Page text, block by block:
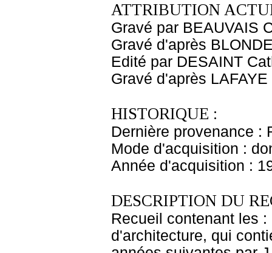
ATTRIBUTION
Gravé par BEAUVAIS
Gravé d'après
Edité par DESAINT
Gravé d'après LAFAYE
HISTORIQUE :
Dernière provenance :
Mode d'acquisition :
Année d'acquisition :
DESCRIPTION DU
Recueil contenant les
d'architecture, qui